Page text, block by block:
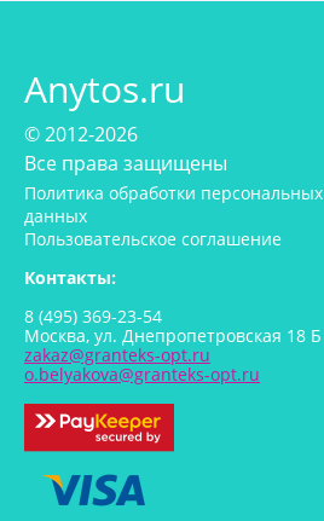
Anytos.ru
© 2012-2026
Все права защищены
Политика обработки персональных
данных
Пользовательское соглашение
Контакты:
8 (495) 369-23-54
Москва, ул. Днепропетровская 18 Б
zakaz@granteks-opt.ru
o.belyakova@granteks-opt.ru